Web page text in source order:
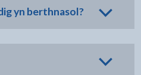
yn berthnasol?